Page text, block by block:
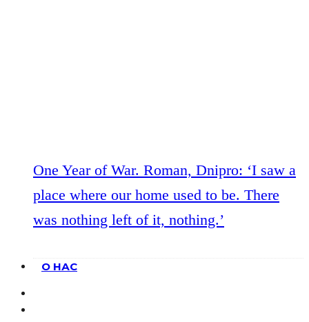
One Year of War. Roman, Dnipro: ‘I saw a
place where our home used to be. There
was nothing left of it, nothing.’
О НАС